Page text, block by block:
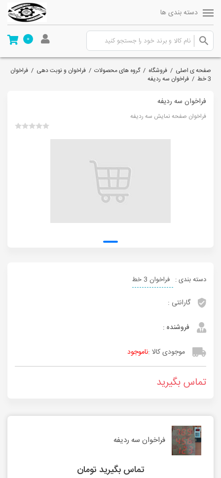
دسته بندی ها
0
صفحه ی اصلی / فروشگاه /گروه های محصولات / فراخوان و نوبت دهی / فراخوان
3 خط
/ فراخوان سه ردیفه
فراخوان سه ردیفه
فراخوان صفحه نمایش سه ردیفه
دسته بندی : فراخوان 3 خط
گارانتی :
فروشنده :
موجودی کالا :ناموجود
تماس بگیرید
فراخوان سه ردیفه
تماس بگیرید تومان